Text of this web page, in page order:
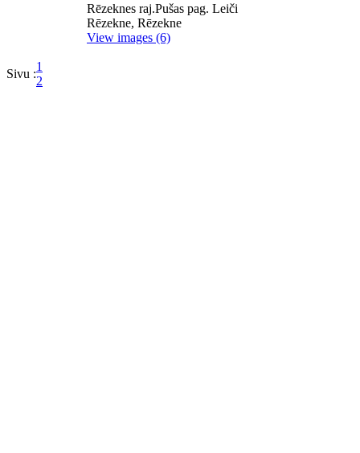
Rēzeknes raj.Pušas pag. Leiči
Rēzekne, Rēzekne
View images (6)
Sivu :
1
2